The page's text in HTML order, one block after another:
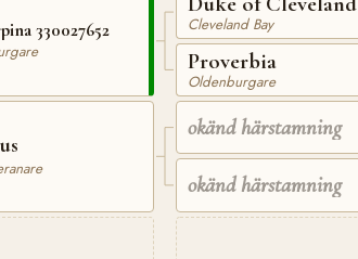
330027652 Cleveland Bay
Proverbia
Oldenburgare
okänd härstamning
okänd härstamning